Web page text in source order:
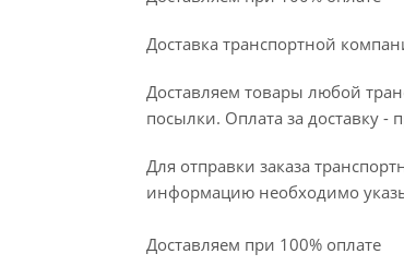
Доставка транспортной
Доставляем товары любой
посылки. Оплата за доставку -
Для отправки заказа
информацию необходимо
Доставляем при 100% оплате